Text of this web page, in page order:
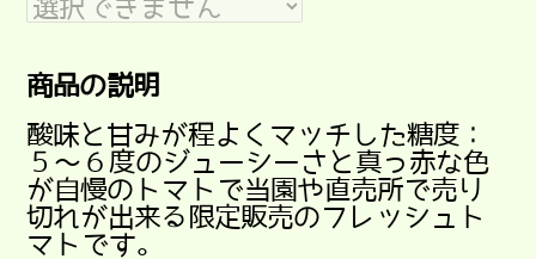
商品の説明
酸味と甘みが程よくマッチした糖度：
５～６度のジューシーさと真っ赤な色
が自慢のトマトで当園や直売所で売り
切れが出来る限定販売のフレッシュト
マトです。